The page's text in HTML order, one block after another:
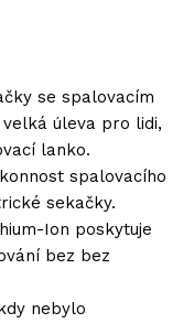
se spalovacím
úleva pro lidi,
lanko.
spalovacího
sekačky.
Ion poskytuje
bez bez
nebylo